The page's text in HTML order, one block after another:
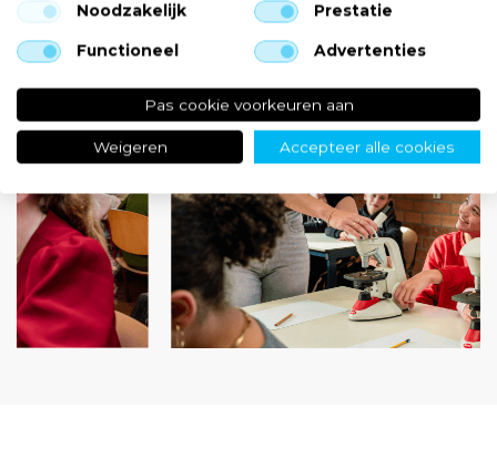
Noodzakelijk Prestatie
Functioneel Advertenties
Pas cookie voorkeuren aan
Weigeren Accepteer alle cookies